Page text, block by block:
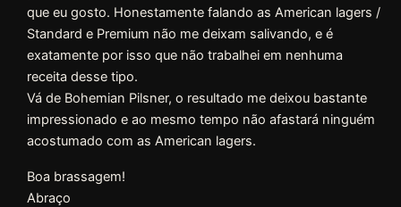
que eu gosto. Honestamente falando as American lagers /
Standard e Premium não me deixam salivando, e é
exatamente por isso que não trabalhei em nenhuma
receita desse tipo.
Vá de Bohemian Pilsner, o resultado me deixou bastante
impressionado e ao mesmo tempo não afastará ninguém
acostumado com as American lagers.
Boa brassagem!
Abraço